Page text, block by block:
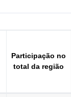
Participação no
total da região